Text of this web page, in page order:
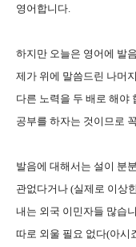
영어합니다.
하지만 오늘은 영어에 발
제가 위에 말씀드린 나머
다른 노력을 두 배로 해야
공부를 하자는 것이므로
발음에 대해서는 설이 분
관없다거나 (실제로 이상
내는 외국 이민자들 많습
따로 외울 필요 없다(아시